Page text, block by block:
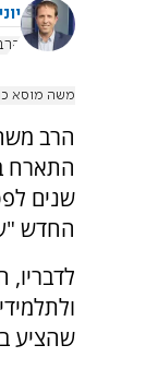
משה מוסא
הרב משה
שנים
החדש
שהציע